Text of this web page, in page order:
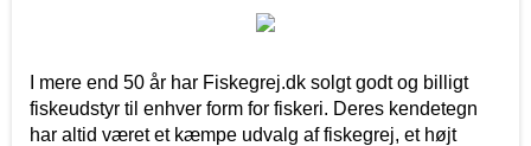
I mere end 50 år har Fiskegrej.dk solgt godt og billigt
fiskeudstyr til enhver form for fiskeri. Deres kendetegn
har altid været et kæmpe udvalg af fiskegrej, et højt